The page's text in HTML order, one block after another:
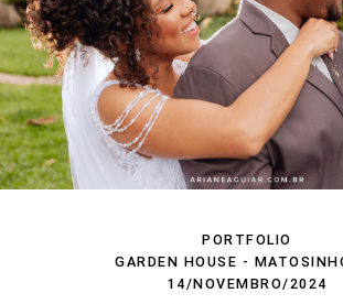
PORTFOLIO
GARDEN HOUSE -
14/NOVEMBRO/2024